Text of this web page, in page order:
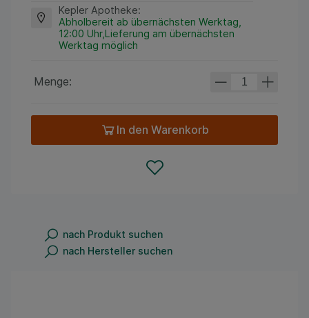
Kepler Apotheke:
Abholbereit ab übernächsten Werktag,
12:00 Uhr,Lieferung am übernächsten
Werktag möglich
Menge:
In den Warenkorb
nach Produkt suchen
nach Hersteller suchen